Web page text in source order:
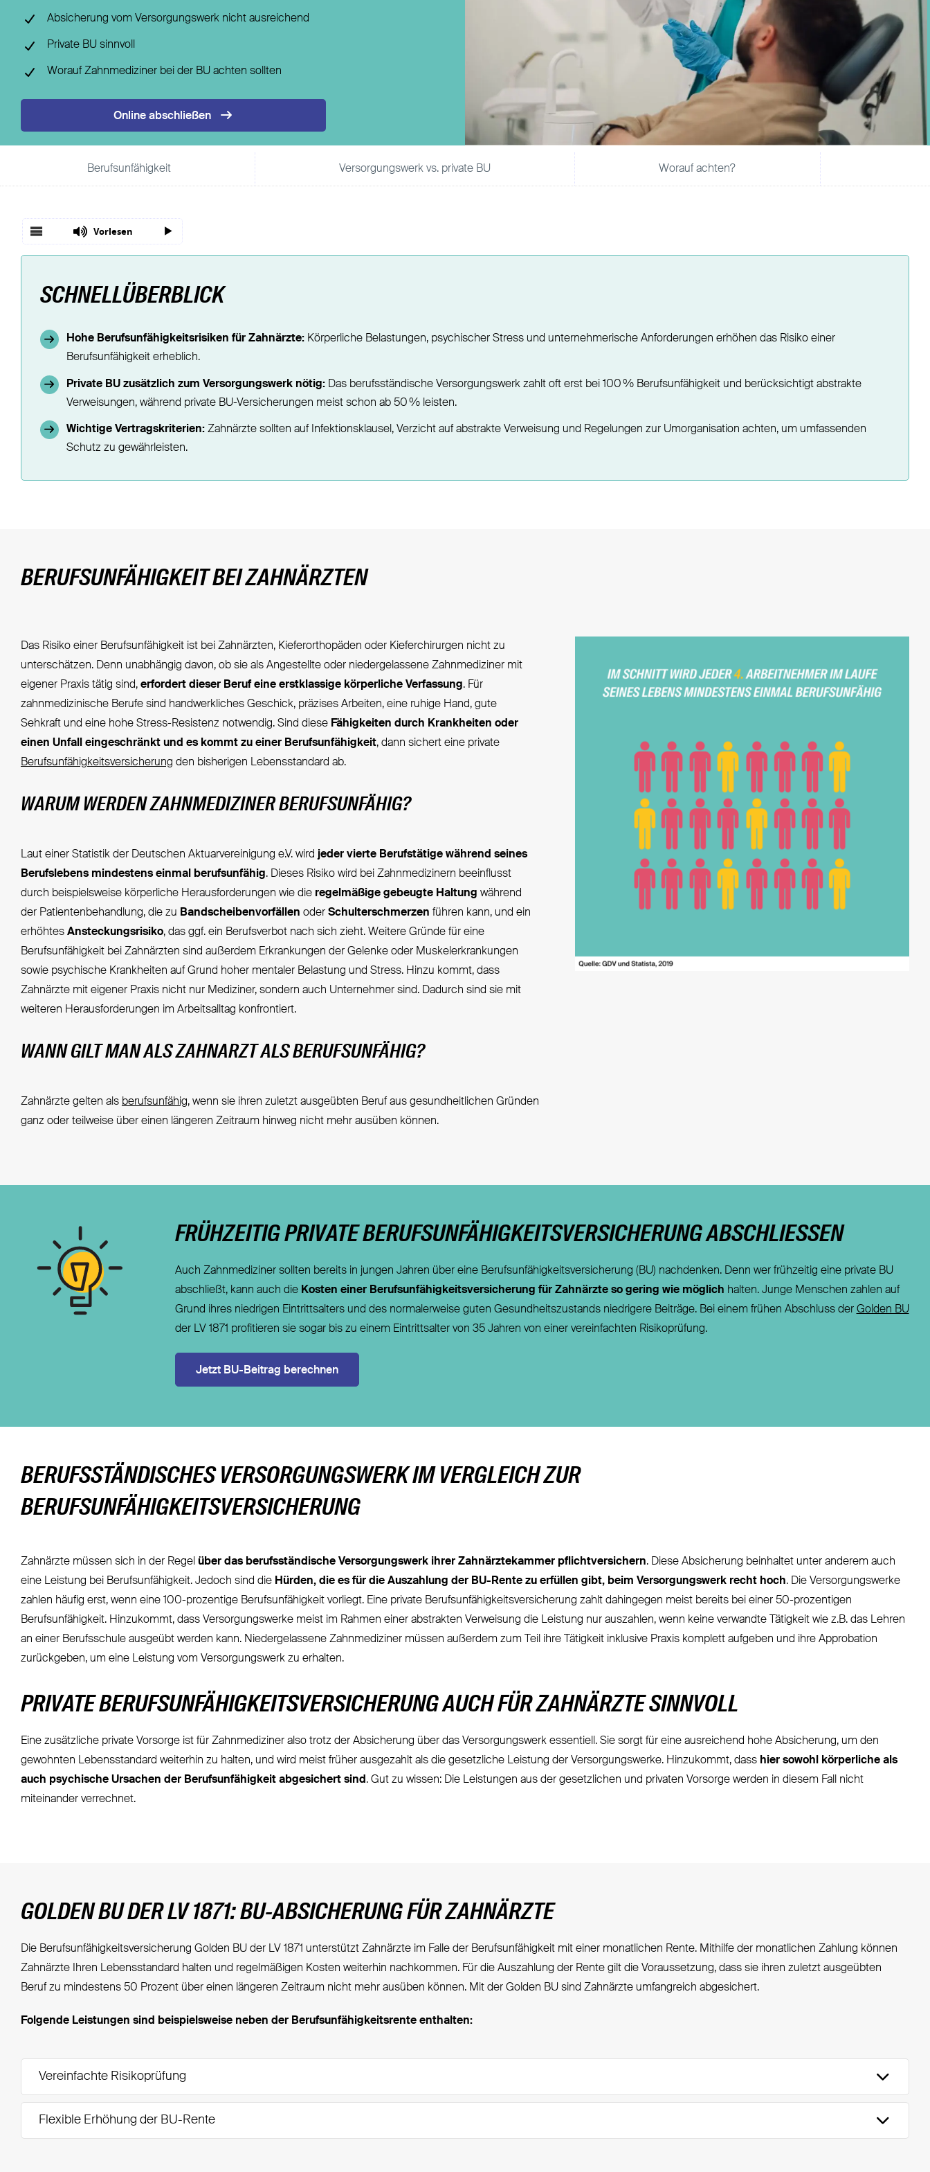
Klassische Rentenversicherung
Unterstützungskasse
Leistungsfall
Absicherung vom Versorgungswerk nicht ausreichend
Private BU sinnvoll
Worauf Zahnmediziner bei der BU achten sollten
Online abschließen
Berufsunfähigkeit Versorgungswerk vs. private BU Worauf achten?
Vorlesen
SCHNELLÜBERBLICK
Hohe Berufsunfähigkeitsrisiken für Zahnärzte: Körperliche Belastungen, psychischer Stress und unternehmerische Anforderungen erhöhen das Risiko einer
Berufsunfähigkeit erheblich.
Private BU zusätzlich zum Versorgungswerk nötig: Das berufsständische Versorgungswerk zahlt oft erst bei 100 % Berufsunfähigkeit und berücksichtigt abstrakte
Verweisungen, während private BU-Versicherungen meist schon ab 50 % leisten.
Wichtige Vertragskriterien: Zahnärzte sollten auf Infektionsklausel, Verzicht auf abstrakte Verweisung und Regelungen zur Umorganisation achten, um umfassenden
Schutz zu gewährleisten.
BERUFSUNFÄHIGKEIT BEI ZAHNÄRZTEN
Das Risiko einer Berufsunfähigkeit ist bei Zahnärzten, Kieferorthopäden oder Kieferchirurgen nicht zu
unterschätzen. Denn unabhängig davon, ob sie als Angestellte oder niedergelassene Zahnmediziner mit
eigener Praxis tätig sind,erfordert dieser Beruf eine erstklassige körperliche Verfassung. Für
zahnmedizinische Berufe sind handwerkliches Geschick, präzises Arbeiten, eine ruhige Hand, gute
Sehkraft und eine hohe Stress-Resistenz notwendig. Sind diese Fähigkeiten durch Krankheiten oder
einen Unfall eingeschränkt und es kommt zu einer Berufsunfähigkeit, dann sichert eine private
Berufsunfähigkeitsversicherung den bisherigen Lebensstandard ab.
WARUM WERDEN ZAHNMEDIZINER BERUFSUNFÄHIG?
Laut einer Statistik der Deutschen Aktuarvereinigung e.V. wird jeder vierte Berufstätige während seines
Berufslebens mindestens einmal berufsunfähig. Dieses Risiko wird bei Zahnmedizinern beeinflusst
durch beispielsweise körperliche Herausforderungen wie die regelmäßige gebeugte Haltung während
der Patientenbehandlung, die zu Bandscheibenvorfällen oder Schulterschmerzen führen kann, und ein
erhöhtes Ansteckungsrisiko, das ggf. ein Berufsverbot nach sich zieht. Weitere Gründe für eine
Berufsunfähigkeit bei Zahnärzten sind außerdem Erkrankungen der Gelenke oder Muskelerkrankungen
sowie psychische Krankheiten auf Grund hoher mentaler Belastung und Stress. Hinzu kommt, dass
Zahnärzte mit eigener Praxis nicht nur Mediziner, sondern auch Unternehmer sind. Dadurch sind sie mit
weiteren Herausforderungen im Arbeitsalltag konfrontiert.
WANN GILT MAN ALS ZAHNARZT ALS BERUFSUNFÄHIG?
Zahnärzte gelten als berufsunfähig, wenn sie ihren zuletzt ausgeübten Beruf aus gesundheitlichen Gründen
ganz oder teilweise über einen längeren Zeitraum hinweg nicht mehr ausüben können.
FRÜHZEITIG PRIVATE BERUFSUNFÄHIGKEITSVERSICHERUNG ABSCHLIESSEN
Auch Zahnmediziner sollten bereits in jungen Jahren über eine Berufsunfähigkeitsversicherung (BU) nachdenken. Denn wer frühzeitig eine private BU
abschließt, kann auch dieKosten einer Berufsunfähigkeitsversicherung für Zahnärzte so gering wie möglich halten. Junge Menschen zahlen auf
Grund ihres niedrigen Eintrittsalters und des normalerweise guten Gesundheitszustands niedrigere Beiträge. Bei einem frühen Abschluss der Golden BU
der LV 1871 profitieren sie sogar bis zu einem Eintrittsalter von 35 Jahren von einer vereinfachten Risikoprüfung.
Jetzt BU-Beitrag berechnen
BERUFSSTÄNDISCHES VERSORGUNGSWERK IM VERGLEICH ZUR
BERUFSUNFÄHIGKEITSVERSICHERUNG
Zahnärzte müssen sich in der Regel über das berufsständische Versorgungswerk ihrer Zahnärztekammer pflichtversichern. Diese Absicherung beinhaltet unter anderem auch
eine Leistung bei Berufsunfähigkeit. Jedoch sind die Hürden, die es für die Auszahlung der BU-Rente zu erfüllen gibt, beim Versorgungswerk recht hoch. Die Versorgungswerke
zahlen häufig erst, wenn eine 100-prozentige Berufsunfähigkeit vorliegt. Eine private Berufsunfähigkeitsversicherung zahlt dahingegen meist bereits bei einer 50-prozentigen
Berufsunfähigkeit. Hinzukommt, dass Versorgungswerke meist im Rahmen einer abstrakten Verweisung die Leistung nur auszahlen, wenn keine verwandte Tätigkeit wie z.B. das Lehren
an einer Berufsschule ausgeübt werden kann. Niedergelassene Zahnmediziner müssen außerdem zum Teil ihre Tätigkeit inklusive Praxis komplett aufgeben und ihre Approbation
zurückgeben, um eine Leistung vom Versorgungswerk zu erhalten.
PRIVATE BERUFSUNFÄHIGKEITSVERSICHERUNG AUCH FÜR ZAHNÄRZTE SINNVOLL
Eine zusätzliche private Vorsorge ist für Zahnmediziner also trotz der Absicherung über das Versorgungswerk essentiell. Sie sorgt für eine ausreichend hohe Absicherung, um den
gewohnten Lebensstandard weiterhin zu halten, und wird meist früher ausgezahlt als die gesetzliche Leistung der Versorgungswerke. Hinzukommt, dass hier sowohl körperliche als
auch psychische Ursachen der Berufsunfähigkeit abgesichert sind . Gut zu wissen: Die Leistungen aus der gesetzlichen und privaten Vorsorge werden in diesem Fall nicht
miteinander verrechnet.
GOLDEN BU DER LV 1871: BU-ABSICHERUNG FÜR ZAHNÄRZTE
Die Berufsunfähigkeitsversicherung Golden BU der LV 1871 unterstützt Zahnärzte im Falle der Berufsunfähigkeit mit einer monatlichen Rente. Mithilfe der monatlichen Zahlung können
Zahnärzte Ihren Lebensstandard halten und regelmäßigen Kosten weiterhin nachkommen. Für die Auszahlung der Rente gilt die Voraussetzung, dass sie ihren zuletzt ausgeübten
Beruf zu mindestens 50 Prozent über einen längeren Zeitraum nicht mehr ausüben können. Mit der Golden BU sind Zahnärzte umfangreich abgesichert.
Folgende Leistungen sind beispielsweise neben der Berufsunfähigkeitsrente enthalten:
Vereinfachte Risikoprüfung
Flexible Erhöhung der BU-Rente